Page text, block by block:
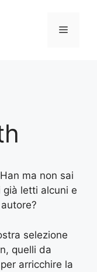
Menu
ma non sai
già letti alcuni e
selezione
quelli da
arricchire la